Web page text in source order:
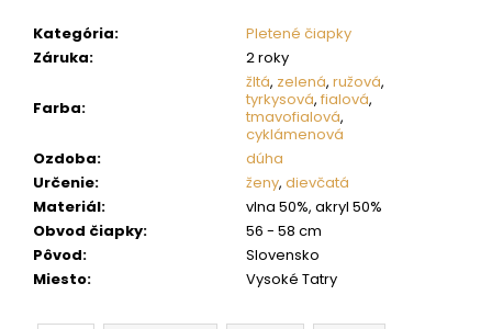
Kategória:
Pletené čiapky
Záruka: 2 roky
Farba:
žltá, zelená, ružová,
tyrkysová, fialová,
tmavofialová,
cyklámenová
Ozdoba:
dúha
Určenie: ženy, dievčatá
Materiál:
vlna 50%, akryl 50%
Obvod čiapky:
56 - 58 cm
Pôvod:
Slovensko
Miesto: Vysoké Tatry